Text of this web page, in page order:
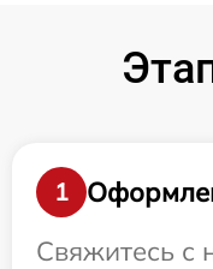
1
Свяжитесь с